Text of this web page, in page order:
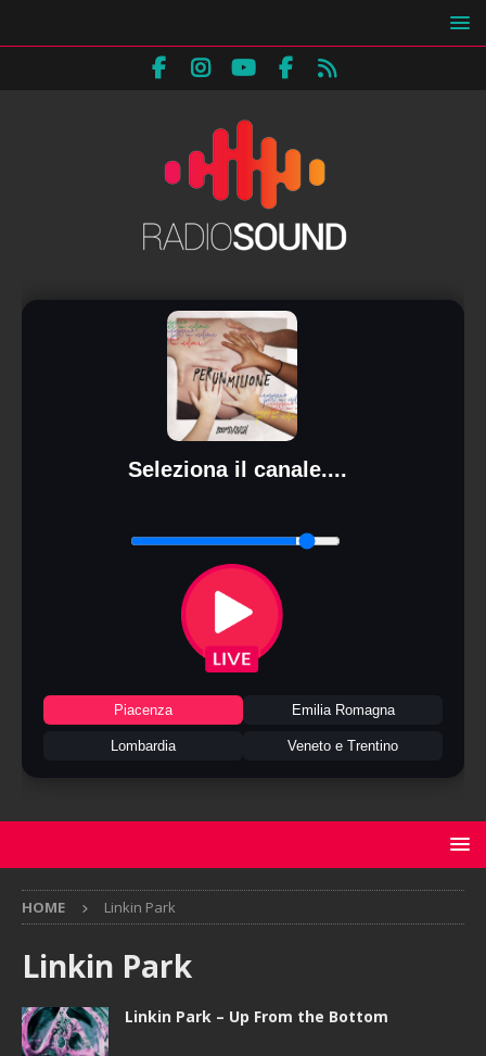
Seleziona il canale....
Piacenza Emilia Romagna
Lombardia Veneto e Trentino
HOME Linkin Park
Linkin Park
Linkin Park – Up From the Bottom